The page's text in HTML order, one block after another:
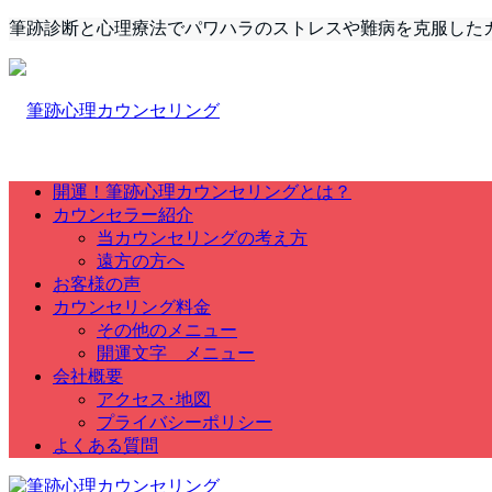
筆跡診断と心理療法でパワハラのストレスや難病を克服した
開運！筆跡心理カウンセリングとは？
カウンセラー紹介
当カウンセリングの考え方
遠方の方へ
お客様の声
カウンセリング料金
その他のメニュー
開運文字 メニュー
会社概要
アクセス･地図
プライバシーポリシー
よくある質問